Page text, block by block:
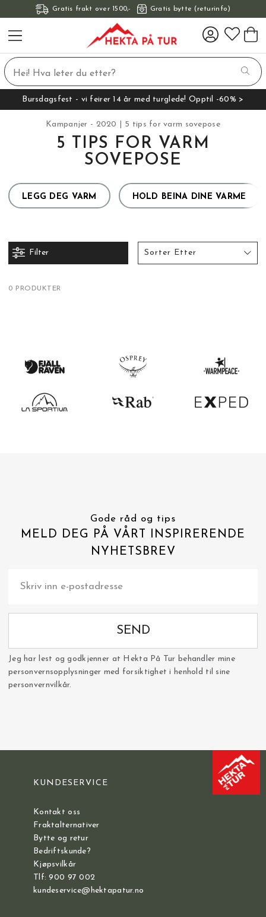
Gratis frakt over 1500,- Gratis bytte (returinfo)
Bursdagsfest - vi feirer 14 år med turglede! Opptil -60% >
Kampanjer - 2020 5 tips for varm sovepose
5 TIPS FOR VARM
SOVEPOSE
LEGG DEG VARM HOLD BEINA DINE VARME
Filter Sorter Etter
0 PRODUKTER
Gode råd og tips
MELD DEG PÅ VÅRT INSPIRERENDE
NYHETSBREV
SEND
Jeg har lest og godkjenner at Hekta På Tur behandler mine
personvernsopplysninger med forsiktighet i henhold til sine
personvernvilkår.
KUNDESERVICE
Kontakt oss
Fraktalternativer
Bytte og retur
Bedriftskunde?
Kjøpsvilkår
Tlf: 900 97 002
kundeservice@hektapatur.no